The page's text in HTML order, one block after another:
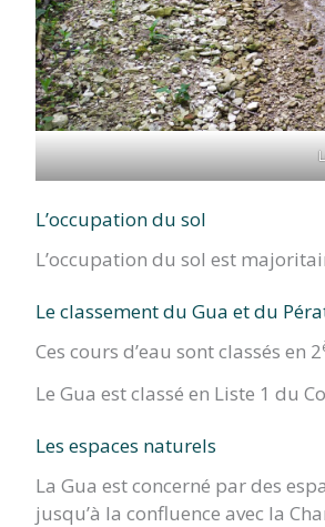
L’occupation du sol
L’occupation du sol est
Le classement du Gua et du
Ces cours d’eau sont classés en 2
Le Gua est classé en Liste 1 du
Les espaces naturels
La Gua est concerné par des
jusqu’à la confluence avec la